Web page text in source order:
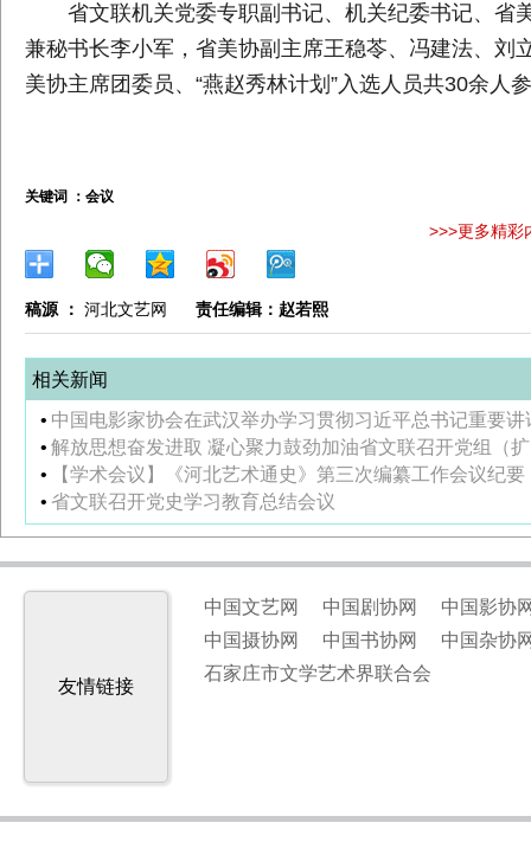
省文联机关党委专职副书记、机关纪委书记、省
兼秘书长李小军，省美协副主席王稳苓、冯建法、
美协主席团委员、“燕赵秀林计划”入选人员共30余人
关键词 ： 会议
>>>更多精彩
稿源 ： 河北文艺网 责任编辑：赵若熙
相关新闻
• 中国电影家协会在武汉举办学习贯彻习近平总书记重要
• 解放思想奋发进取 凝心聚力鼓劲加油省文联召开党组（
•
【学术会议】《河北艺术通史》第三次编纂工作会议纪要
• 省文联召开党史学习教育总结会议
友情链接
中国文艺网 中国剧协网
中国影协
中国摄协网
中国书协网
中国杂协
石家庄市文学艺术界联合会